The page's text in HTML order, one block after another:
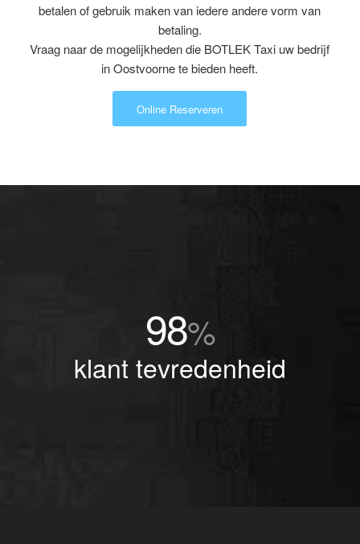
betalen of gebruik maken van iedere andere vorm van
betaling.
Vraag naar de mogelijkheden die BOTLEK Taxi uw bedrijf
in Oostvoorne te bieden heeft.
Online Reserveren
98%
klant tevredenheid